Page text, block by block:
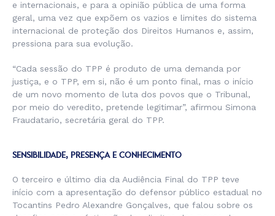
e internacionais, e para a opinião pública de uma forma
geral, uma vez que expõem os vazios e limites do sistema
internacional de proteção dos Direitos Humanos e, assim,
pressiona para sua evolução.
“Cada sessão do TPP é produto de uma demanda por
justiça, e o TPP, em si, não é um ponto final, mas o início
de um novo momento de luta dos povos que o Tribunal,
por meio do veredito, pretende legitimar”, afirmou Simona
Fraudatario, secretária geral do TPP.
SENSIBILIDADE, PRESENÇA E CONHECIMENTO
O terceiro e último dia da Audiência Final do TPP teve
início com a apresentação do defensor público estadual no
Tocantins Pedro Alexandre Gonçalves, que falou sobre os